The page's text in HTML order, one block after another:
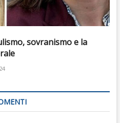
sovranismo e la